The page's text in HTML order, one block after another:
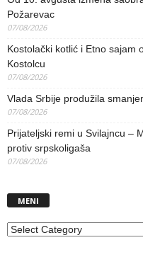
Požarevac
07/08/2026
Kostolački kotlić i Etno sajam
Kostolcu
07/08/2026
Vlada Srbije produžila
07/08/2026
Prijateljski remi u Svilajncu –
protiv srpskoligaša
07/08/2026
MENI
MENI